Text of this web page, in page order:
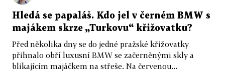
Hledá se papaláš. Kdo jel v černém BMW s
majákem skrze „Turkovu“ křižovatku?
Před několika dny se do jedné pražské křižovatky
přihnalo obří luxusní BMW se začerněnými skly a
blikajícím majáčkem na střeše. Na červenou...